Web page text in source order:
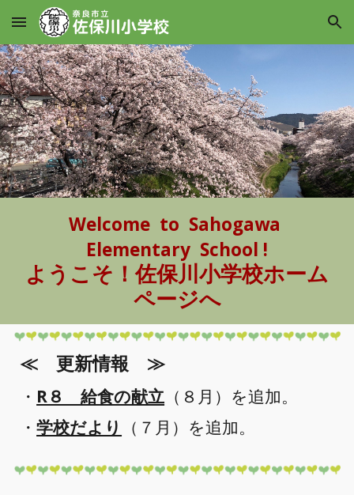
Skip to main content Skip to navigation
Welcome to Sahogawa
Elementary School !
ようこそ！佐保川小学校ホーム
ページへ
≪ 更新情報 ≫
・ R８ 給食の献立 （ ８ 月）を追加。
・学校だより （ ７ 月）を追加。